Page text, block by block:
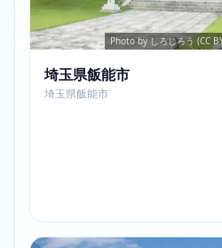
Photo by しろじろう (CC
埼玉県飯能市
埼玉県飯能市